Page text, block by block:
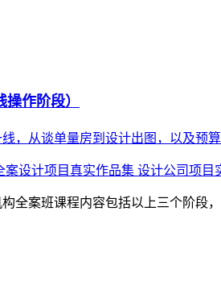
操作阶段）
，从谈单量房到设计出图，以及预
案设计项目真实作品集 设计公司项目
全案班课程内容包括以上三个阶段，